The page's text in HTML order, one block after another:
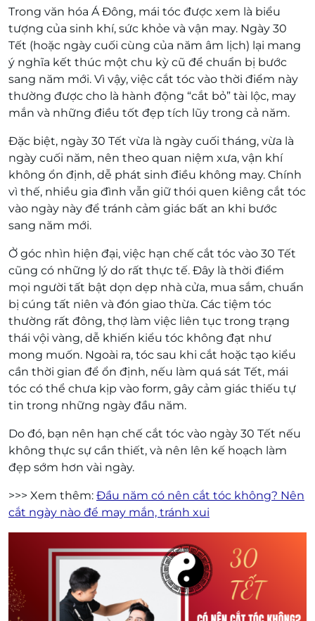
Trong văn hóa Á Đông, mái tóc được xem là biểu
tượng của sinh khí, sức khỏe và vận may. Ngày 30
Tết (hoặc ngày cuối cùng của năm âm lịch) lại mang
ý nghĩa kết thúc một chu kỳ cũ để chuẩn bị bước
sang năm mới. Vì vậy, việc cắt tóc vào thời điểm này
thường được cho là hành động “cắt bỏ” tài lộc, may
mắn và những điều tốt đẹp tích lũy trong cả năm.
Đặc biệt, ngày 30 Tết vừa là ngày cuối tháng, vừa là
ngày cuối năm, nên theo quan niệm xưa, vận khí
không ổn định, dễ phát sinh điều không may. Chính
vì thế, nhiều gia đình vẫn giữ thói quen kiêng cắt tóc
vào ngày này để tránh cảm giác bất an khi bước
sang năm mới.
Ở góc nhìn hiện đại, việc hạn chế cắt tóc vào 30 Tết
cũng có những lý do rất thực tế. Đây là thời điểm
mọi người tất bật dọn dẹp nhà cửa, mua sắm, chuẩn
bị cúng tất niên và đón giao thừa. Các tiệm tóc
thường rất đông, thợ làm việc liên tục trong trạng
thái vội vàng, dễ khiến kiểu tóc không đạt như
mong muốn. Ngoài ra, tóc sau khi cắt hoặc tạo kiểu
cần thời gian để ổn định, nếu làm quá sát Tết, mái
tóc có thể chưa kịp vào form, gây cảm giác thiếu tự
tin trong những ngày đầu năm.
Do đó, bạn nên hạn chế cắt tóc vào ngày 30 Tết nếu
không thực sự cần thiết, và nên lên kế hoạch làm
đẹp sớm hơn vài ngày.
>>> Xem thêm: Đầu năm có nên cắt tóc không? Nên
cắt ngày nào để may mắn, tránh xui